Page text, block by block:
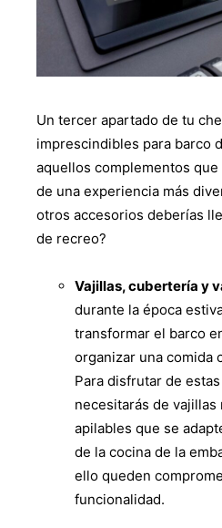
Un tercer apartado de tu
imprescindibles para barco
aquellos complementos
de una experiencia más
otros accesorios deberías
de recreo?
Vajillas, cubertería y
durante la época
transformar el barco
organizar una comida
Para disfrutar de
necesitarás de
apilables que se
de la cocina de la
ello queden
funcionalidad.